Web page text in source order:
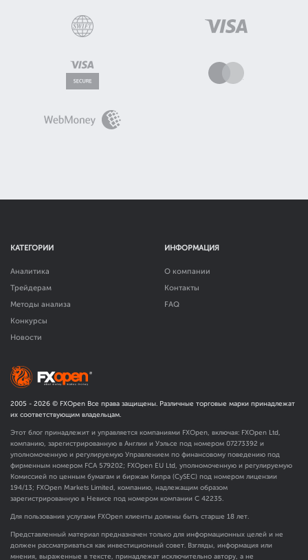
КАТЕГОРИИ
Аналитика
Трейдерам
Методы анализа
Конкурсы
Новости
ИНФОРМАЦИЯ
О компании
Контакты
FAQ
2005 - 2026 © FXOpen Все права защищены. Различные торговые марки принадлежат
их соответствующим владельцам.
Этот блог принадлежит и управляется компаниями FXOpen, включая: FXOpen Ltd,
компанию, зарегистрированную в Англии и Уэльсе под номером 07273392 и
уполномоченную и регулируемую Управлением по финансовому поведению под
фирменным номером FCA 579202; FXOpen EU Ltd, уполномоченную и регулируемую
Комиссией по ценным бумагам и биржам Кипра (CySEC) под номером лицензии
194/13; FXOpen Markets Limited, компанию, надлежащим образом
зарегистрированную в Невисе под номером компании C 42235.
Для пользования услугами FXOpen клиенты должны быть старше 18 лет.
Представленный материал предназначен только для информационных целей и не
должен рассматриваться как инвестиционный совет. Взгляды, информация или
мнения, выраженные в тексте, принадлежат исключительно автору, а не